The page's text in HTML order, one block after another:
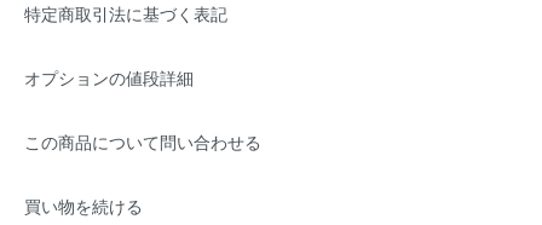
特定商取引法に基づく表記
オプションの値段詳細
この商品について問い合わせる
買い物を続ける